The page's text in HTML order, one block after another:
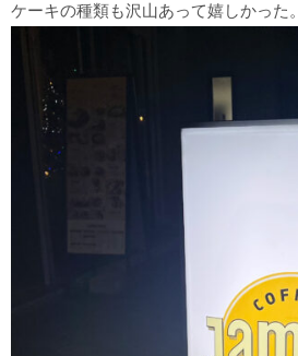
ケーキの種類も沢山あって嬉しかった。